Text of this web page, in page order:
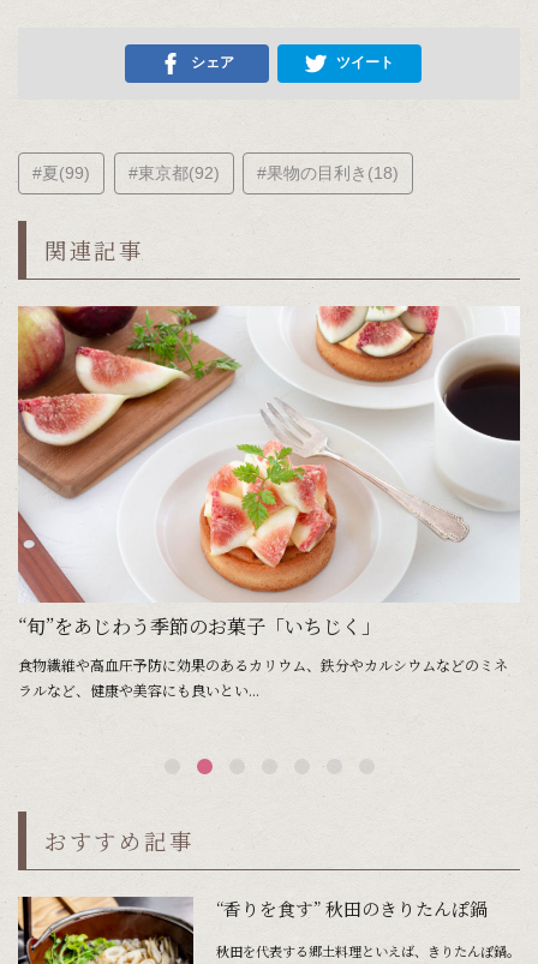
シェア ツイート
#夏(99) #東京都(92) #果物の目利き(18)
関連記事
“旬”をあじわう季節のお菓子「いちじく」
食物繊維や高血圧予防に効果のあるカリウム、鉄分やカルシウムなどのミネ
ラルなど、健康や美容にも良いとい...
おすすめ記事
“香りを食す” 秋田のきりたんぽ鍋
秋田を代表する郷土料理といえば、きりたんぽ鍋。